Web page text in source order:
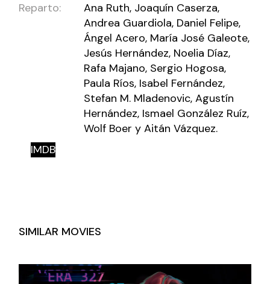
Reparto:
Ana Ruth, Joaquín Caserza,
Andrea Guardiola, Daniel Felipe,
Ángel Acero, María José Galeote,
Jesús Hernández, Noelia Díaz,
Rafa Majano, Sergio Hogosa,
Paula Ríos, Isabel Fernández,
Stefan M. Mladenovic, Agustín
Hernández, Ismael González Ruíz,
Wolf Boer y Aitán Vázquez.
IMDB
SIMILAR MOVIES